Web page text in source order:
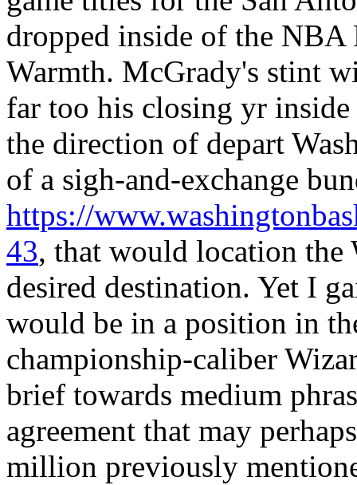
dropped inside of the
Warmth. McGrady's stint
far too his closing yr
the direction of depart
of a sigh-and-exchange
https://
43, that would location the
desired destination. Yet I
would be in a position in
championship-caliber
brief towards medium
agreement that may
million previously